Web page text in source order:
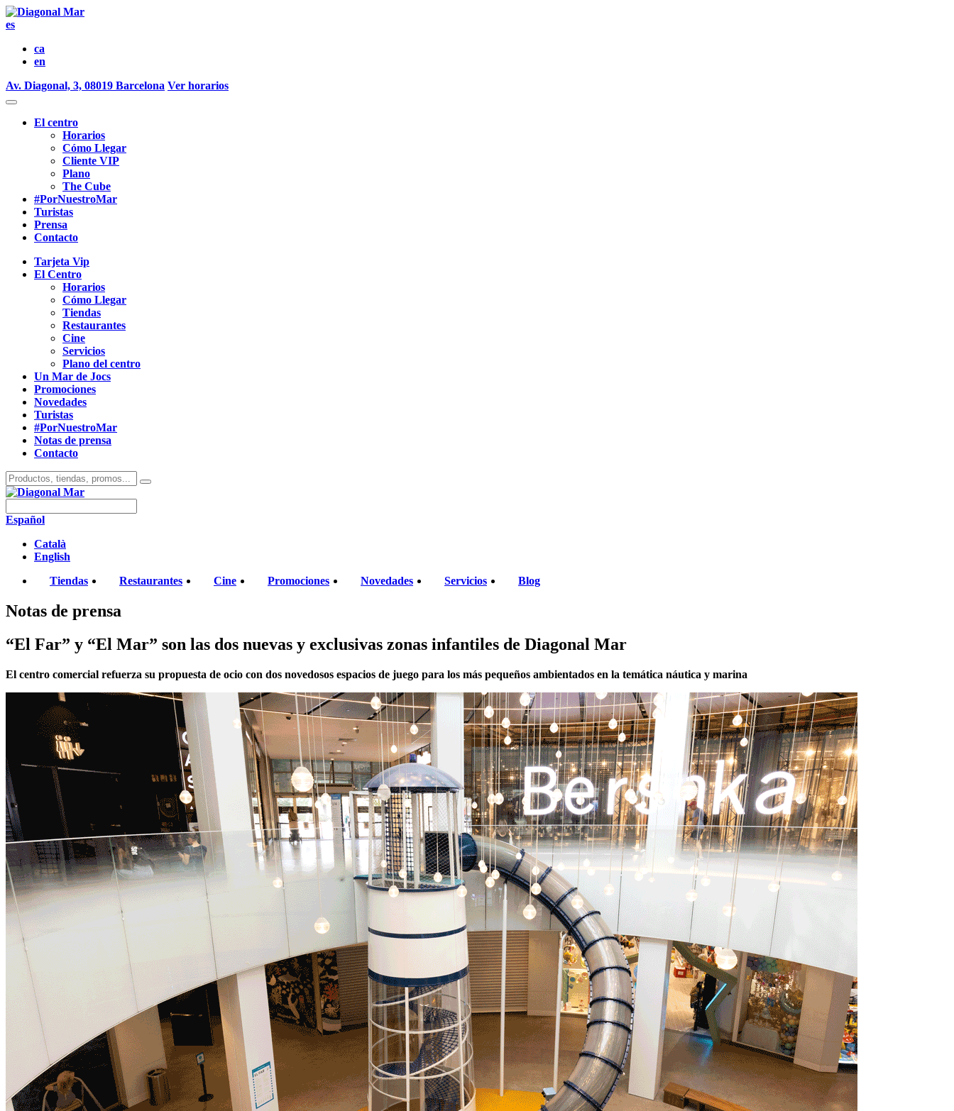
es
ca
en
Av. Diagonal, 3, 08019 Barcelona Ver horarios
El centro
Horarios
Cómo Llegar
Cliente VIP
Plano
The Cube
#PorNuestroMar
Turistas
Prensa
Contacto
Tarjeta Vip
El Centro
Horarios
Cómo Llegar
Tiendas
Restaurantes
Cine
Servicios
Plano del centro
Un Mar de Jocs
Promociones
Novedades
Turistas
#PorNuestroMar
Notas de prensa
Contacto
Español
Català
English
Tiendas
Restaurantes Cine Promociones Novedades Servicios Blog
Notas de prensa
“El Far” y “El Mar” son las dos nuevas y exclusivas zonas infantiles de Diagonal Mar
El centro comercial refuerza su propuesta de ocio con dos novedosos espacios de juego para los más pequeños ambientados en la temática náutica y marina